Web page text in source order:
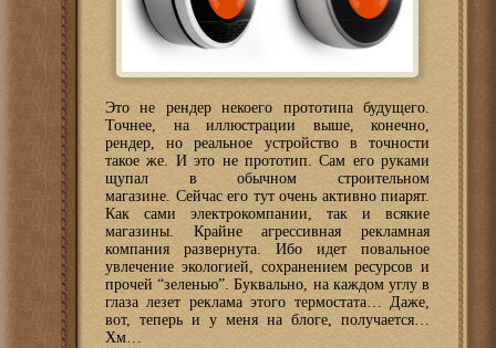
Это не рендер некоего прототипа будущего.
Точнее, на иллюстрации выше, конечно,
рендер, но реальное устройство в точности
такое же. И это не прототип. Сам его руками
щупал в обычном строительном
магазине. Сейчас его тут очень активно пиарят.
Как сами электрокомпании, так и всякие
магазины. Крайне агрессивная рекламная
компания развернута. Ибо идет повальное
увлечение экологией, сохранением ресурсов и
прочей “зеленью”. Буквально, на каждом углу в
глаза лезет реклама этого термостата… Даже,
вот, теперь и у меня на блоге, получается…
Хм…